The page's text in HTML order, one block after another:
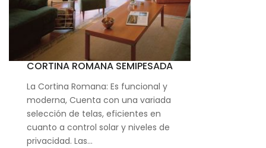
CORTINA ROMANA SEMIPESADA
La Cortina Romana: Es funcional y
moderna, Cuenta con una variada
selección de telas, eficientes en
cuanto a control solar y niveles de
privacidad. Las…